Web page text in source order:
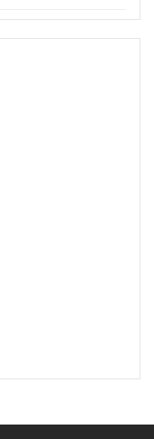
gian nào giúp
“quân sư” hỗ